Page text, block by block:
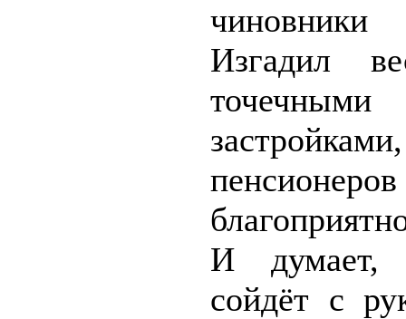
Изгадил
точечными
пенсионеров
И думает,
сойдёт с